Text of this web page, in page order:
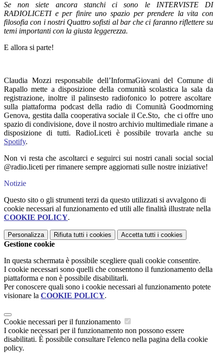
Se non siete ancora stanchi ci sono le INTERVISTE DI
RADIOLICETI e per finire uno spazio per prendere la vita con
filosofia con i nostri Quattro sofisti al bar che ci faranno riflettere su
temi importanti con la giusta leggerezza.
E allora si parte!
Claudia Mozzi responsabile dell’InformaGiovani del Comune di
Rapallo mette a disposizione della comunità scolastica la sala da
registrazione, inoltre il palinsesto radiofonico lo potrere ascoltare
sulla piattaforma podcast della radio di Comunità Goodmorning
Genova, gestita dalla cooperativa sociale il Ce.Sto, che ci offre uno
spazio di condivisione, dove il nostro archivio multimediale rimane a
disposizione di tutti. RadioLiceti è possibile trovarla anche su
Spotify.
Non vi resta che ascoltarci e seguirci sui nostri canali social social
@radio.liceti per rimanere sempre aggiornati sulle nostre iniziative!
Notizie
Questo sito o gli strumenti terzi da questo utilizzati si avvalgono di
cookie necessari al funzionamento ed utili alle finalità illustrate nella
COOKIE POLICY.
Personalizza Rifiuta tutti i cookies Accetta tutti i cookies
Gestione cookie
In questa schermata è possibile scegliere quali cookie consentire.
I cookie necessari sono quelli che consentono il funzionamento della
piattaforma e non è possibile disabilitarli.
Per conoscere quali sono i cookie necessari al funzionamento potete
visionare la COOKIE POLICY.
Cookie necessari per il funzionamento
I cookie necessari per il funzionamento non possono essere
disabilitati. È possibile consultare l'elenco nella pagina della cookie
policy.